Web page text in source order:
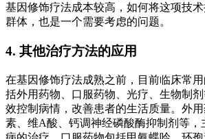
基因修饰疗法成本较高，如何将这项技
群体，也是一个需要考虑的问题。
4. 其他治疗方法的应用
在基因修饰疗法成熟之前，目前临床常
括外用药物、口服药物、光疗、生物制
效控制病情，改善患者的生活质量。外
素、维A酸、钙调神经磷酸酶抑制剂等，